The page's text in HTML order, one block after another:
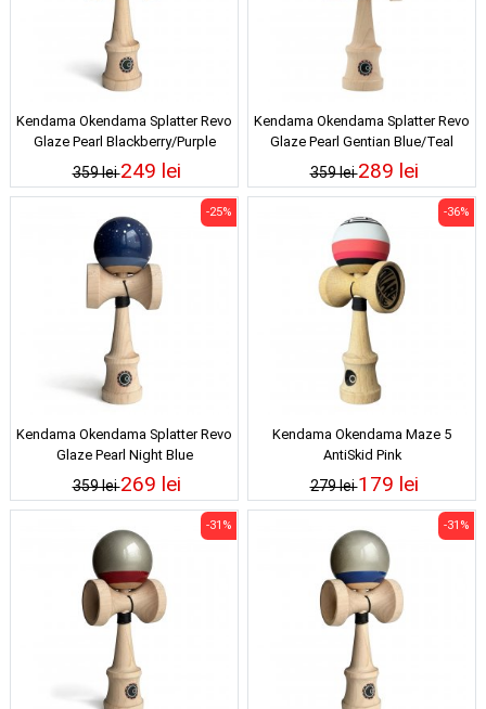
Kendama Okendama Splatter Revo
Glaze Pearl Blackberry/Purple
359 lei249 lei
Kendama Okendama Splatter Revo
Glaze Pearl Gentian Blue/Teal
359 lei289 lei
Kendama Okendama Splatter Revo
Glaze Pearl Night Blue
359 lei
-25%
269 lei
Kendama Okendama Maze 5
AntiSkid Pink
279 lei
-36%
179 lei
-31% -31%